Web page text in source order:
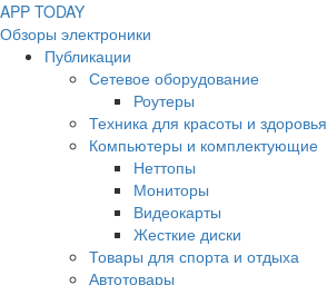
APP TODAY
Обзоры электроники
Публикации
Сетевое оборудование
Роутеры
Техника для красоты и здоровья
Компьютеры и комплектующие
Неттопы
Мониторы
Видеокарты
Жесткие диски
Товары для спорта и отдыха
Автотовары